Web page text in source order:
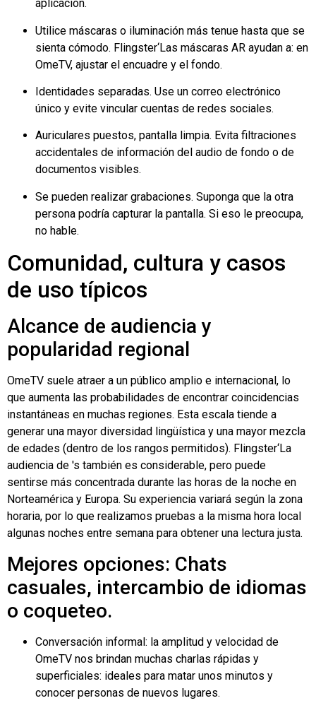
aplicación.
Utilice máscaras o iluminación más tenue hasta que se
sienta cómodo. Flingster‘Las máscaras AR ayudan a: en
OmeTV, ajustar el encuadre y el fondo.
Identidades separadas. Use un correo electrónico
único y evite vincular cuentas de redes sociales.
Auriculares puestos, pantalla limpia. Evita filtraciones
accidentales de información del audio de fondo o de
documentos visibles.
Se pueden realizar grabaciones. Suponga que la otra
persona podría capturar la pantalla. Si eso le preocupa,
no hable.
Comunidad, cultura y casos
de uso típicos
Alcance de audiencia y
popularidad regional
OmeTV suele atraer a un público amplio e internacional, lo
que aumenta las probabilidades de encontrar coincidencias
instantáneas en muchas regiones. Esta escala tiende a
generar una mayor diversidad lingüística y una mayor mezcla
de edades (dentro de los rangos permitidos). Flingster‘La
audiencia de 's también es considerable, pero puede
sentirse más concentrada durante las horas de la noche en
Norteamérica y Europa. Su experiencia variará según la zona
horaria, por lo que realizamos pruebas a la misma hora local
algunas noches entre semana para obtener una lectura justa.
Mejores opciones: Chats
casuales, intercambio de idiomas
o coqueteo.
Conversación informal: la amplitud y velocidad de
OmeTV nos brindan muchas charlas rápidas y
superficiales: ideales para matar unos minutos y
conocer personas de nuevos lugares.